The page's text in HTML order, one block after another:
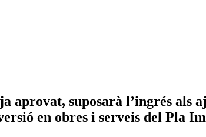
aprovat, suposarà l’ingrés als
en obres i serveis del Pla